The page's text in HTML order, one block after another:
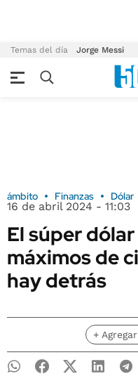
Temas del día Jorge Messi
ámbito Finanzas Dólar
16 de abril 2024 - 11:03
El súper
máximos de
hay detrás
+